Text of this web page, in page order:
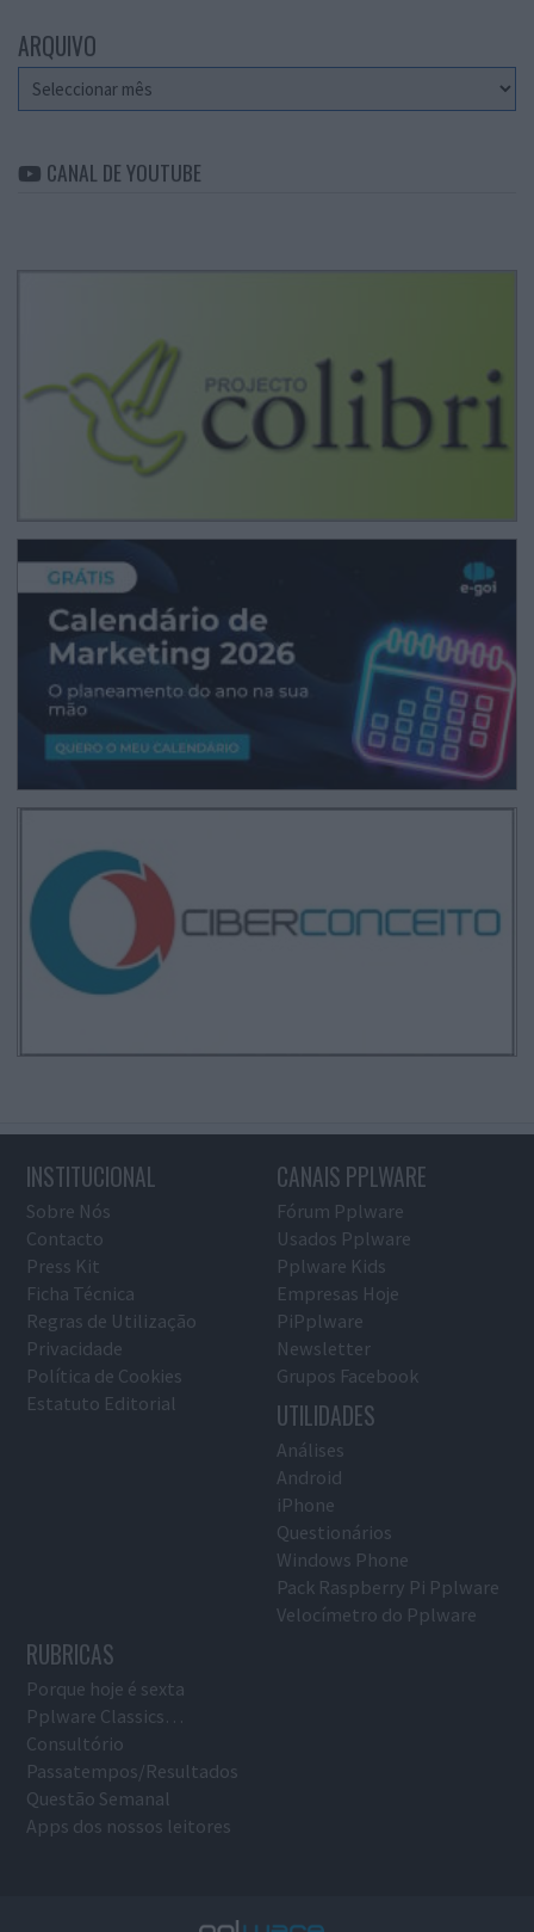
ARQUIVO
Arquivo
CANAL DE YOUTUBE
INSTITUCIONAL
Sobre Nós
Contacto
Press Kit
Ficha Técnica
Regras de Utilização
Privacidade
Política de Cookies
Estatuto Editorial
CANAIS PPLWARE
Fórum Pplware
Usados Pplware
Pplware Kids
Empresas Hoje
PiPplware
Newsletter
Grupos Facebook
UTILIDADES
Análises
Android
iPhone
Questionários
Windows Phone
Pack Raspberry Pi Pplware
Velocímetro do Pplware
RUBRICAS
Porque hoje é sexta
Pplware Classics…
Consultório
Passatempos/Resultados
Questão Semanal
Apps dos nossos leitores